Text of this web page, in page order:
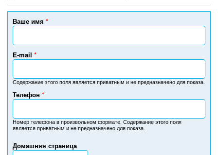
Ваше имя *
E-mail *
Содержание этого поля является приватным и не предназначено для показа.
Домашняя страница
Телефон *
Н
м
е
т
Номер телефона в произвольном формате. Содержание этого поля
является приватным и не предназначено для показа.